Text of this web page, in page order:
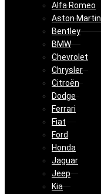
Alfa Romeo
Aston Martin
Bentley
BMW
Chevrolet
Chrysler
Citroën
Dodge
Ferrari
Fiat
Ford
Honda
Jaguar
Jeep
Kia